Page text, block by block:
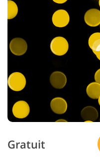
Gratuit